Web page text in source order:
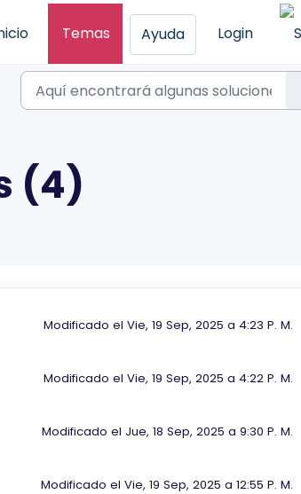
Temas Ayuda Login
(4)
Modificado el Vie, 19 Sep, 2025 a 4:23 P. M.
Modificado el Vie, 19 Sep, 2025 a 4:22 P. M.
Modificado el Jue, 18 Sep, 2025 a 9:30 P. M.
Modificado el Vie, 19 Sep, 2025 a 12:55 P. M.